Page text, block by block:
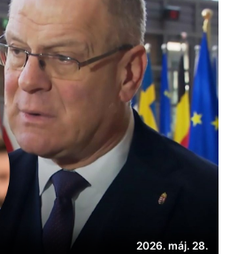
2026. máj. 28.